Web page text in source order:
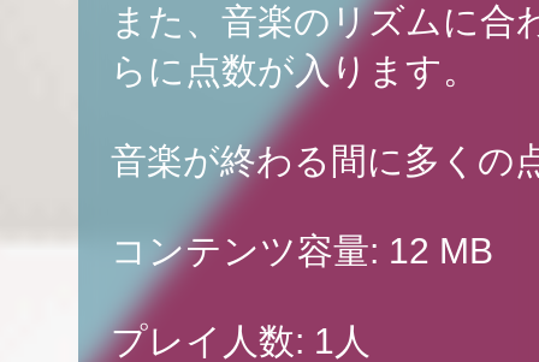
また、音楽のリズムに
らに点数が入ります。
音楽が終わる間に多くの
コンテンツ容量: 12 MB
プレイ人数: 1人